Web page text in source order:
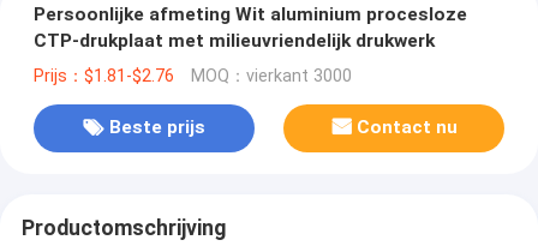
Persoonlijke afmeting Wit aluminium procesloze
CTP-drukplaat met milieuvriendelijk drukwerk
Prijs：$1.81-$2.76 MOQ：vierkant 3000
Beste prijs Contact nu
Productomschrijving